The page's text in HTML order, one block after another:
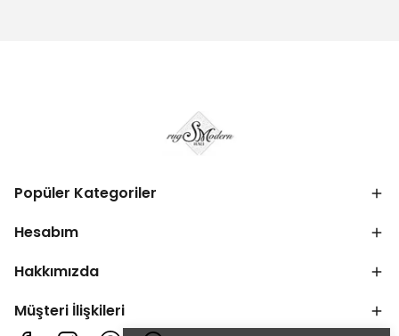
Popüler Kategoriler
Hesabım
Hakkımızda
Müşteri İlişkileri